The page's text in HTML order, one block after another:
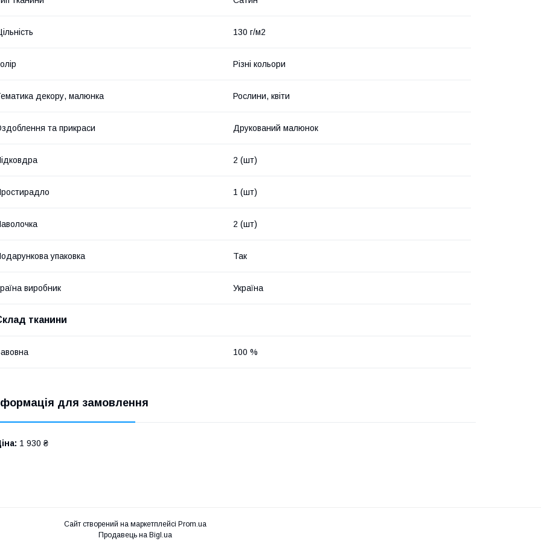
130 г/м2
Різні кольори
декору, малюнка Рослини, квіти
та прикраси Друкований малюнок
2 (шт)
1 (шт)
2 (шт)
упаковка Так
виробник Україна
тканини
100 %
для замовлення
1 930 ₴
Сайт створений на маркетплейсі Prom.ua
Продавець на Bigl.ua